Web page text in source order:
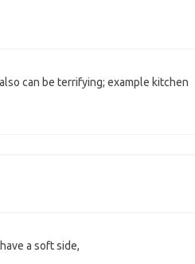
can be terrifying; example kitchen
a soft side,